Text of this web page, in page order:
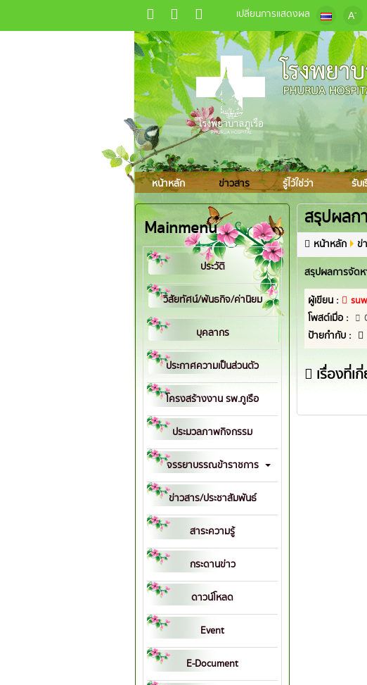
เปลี่ยนการแสดงผล A-
หน้าหลัก ข่าวสาร รู้ไว้ใช่ว่า รับ
สรุปผลก
หน้าหลัก ข่
สรุปผลการจัด
ผู้เขียน :
โพสต์เมื่อ :
ป้ายกำกับ :
เรื่องที่เ
Mainmenu
ประวัติ
วิสัยทัศน์/พันธกิจ/ค่านิยม
บุคลากร
ประกาศความเป็นส่วนตัว
โครงสร้างงาน รพ.ภูเรือ
ประมวลภาพกิจกรรม
จรรยาบรรณข้าราชการ
ข่าวสาร/ประชาสัมพันธ์
สาระความรู้
กระดานข่าว
ดาวน์โหลด
Event
E-Document